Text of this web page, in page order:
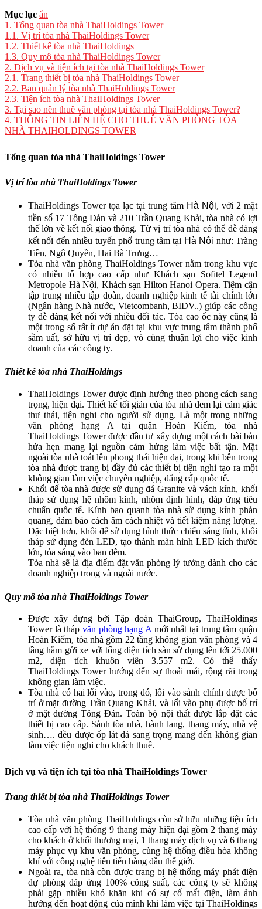
Mục lục ẩn
1. Tổng quan tòa nhà ThaiHoldings Tower
1.1. Vị trí tòa nhà ThaiHoldings Tower
1.2. Thiết kế tòa nhà ThaiHoldings
1.3. Quy mô tòa nhà ThaiHoldings Tower
2. Dịch vụ và tiện ích tại tòa nhà ThaiHoldings Tower
2.1. Trang thiết bị tòa nhà ThaiHoldings Tower
2.2. Ban quản lý tòa nhà ThaiHoldings Tower
2.3. Tiện ích tòa nhà ThaiHoldings Tower
3. Tại sao nên thuê văn phòng tại tòa nhà ThaiHoldings Tower?
4. THÔNG TIN LIÊN HỆ CHO THUÊ VĂN PHÒNG TÒA
NHÀ THAIHOLDINGS TOWER
Tổng quan tòa nhà ThaiHoldings Tower
Vị trí tòa nhà ThaiHoldings Tower
ThaiHoldings Tower tọa lạc tại trung tâm Hà Nội, với 2 mặt
tiền số 17 Tông Đản và 210 Trần Quang Khải, tòa nhà có lợi
thế lớn về kết nối giao thông. Từ vị trí tòa nhà có thể dễ dàng
kết nối đến nhiều tuyến phố trung tâm tại Hà Nội như: Tràng
Tiền, Ngô Quyền, Hai Bà Trưng…
Tòa nhà văn phòng ThaiHoldings Tower nằm trong khu vực
có nhiều tổ hợp cao cấp như Khách sạn Sofitel Legend
Metropole Hà Nội, Khách sạn Hilton Hanoi Opera. Tiệm cận
tập trung nhiều tập đoàn, doanh nghiệp kinh tế tài chính lớn
(Ngân hàng Nhà nước, Vietcombanh, BIDV..) giúp các công
ty dễ dàng kết nối với nhiều đối tác. Tòa cao ốc này cũng là
một trong số rất ít dự án đặt tại khu vực trung tâm thành phố
sầm uất, sở hữu vị trí đẹp, vô cùng thuận lợi cho việc kinh
doanh của các công ty.
Thiết kế tòa nhà ThaiHoldings
ThaiHoldings Tower được định hướng theo phong cách sang
trọng, hiện đại. Thiết kế tối giản của tòa nhà đem lại cảm giác
thư thái, tiện nghi cho người sử dụng. Là một trong những
văn phòng hạng A tại quận Hoàn Kiếm, tòa nhà
ThaiHoldings Tower được đầu tư xây dựng một cách bài bản
hứa hẹn mang lại nguồn cảm hứng làm việc bất tận. Mặt
ngoài tòa nhà toát lên phong thái hiện đại, trong khi bên trong
tòa nhà được trang bị đầy đủ các thiết bị tiện nghi tạo ra một
không gian làm việc chuyên nghiệp, đẳng cấp quốc tế.
Khối đế tòa nhà được sử dụng đá Granite và vách kính, khối
tháp sử dụng hệ nhôm kính, nhôm định hình, đáp ứng tiêu
chuẩn quốc tế. Kính bao quanh tòa nhà sử dụng kính phản
quang, đảm bảo cách âm cách nhiệt và tiết kiệm năng lượng.
Đặc biệt hơn, khối đế sử dụng hình thức chiếu sáng tĩnh, khối
tháp sử dụng đèn LED, tạo thành màn hình LED kích thước
lớn, tỏa sáng vào ban đêm.
Tòa nhà sẽ là địa điểm đặt văn phòng lý tưởng dành cho các
doanh nghiệp trong và ngoài nước.
Quy mô tòa nhà ThaiHoldings Tower
Được xây dựng bởi Tập đoàn ThaiGroup, ThaiHoldings
Tower là tháp văn phòng hạng A mới nhất tại trung tâm quận
Hoàn Kiếm, tòa nhà gồm 22 tầng không gian văn phòng và 4
tầng hầm gửi xe với tổng diện tích sàn sử dụng lên tới 25.000
m2, diện tích khuôn viên 3.557 m2. Có thể thấy
ThaiHoldings Tower hướng đến sự thoải mái, rộng rãi trong
không gian làm việc.
Tòa nhà có hai lối vào, trong đó, lối vào sảnh chính được bố
trí ở mặt đường Trần Quang Khải, và lối vào phụ được bố trí
ở mặt đường Tông Đản. Toàn bộ nội thất được lắp đặt các
thiết bị cao cấp. Sảnh tòa nhà, hành lang, thang máy, nhà vệ
sinh…. đều được ốp lát đá sang trọng mang đến không gian
làm việc tiện nghi cho khách thuê.
Dịch vụ và tiện ích tại tòa nhà ThaiHoldings Tower
Trang thiết bị tòa nhà ThaiHoldings Tower
Tòa nhà văn phòng ThaiHoldings còn sở hữu những tiện ích
cao cấp với hệ thống 9 thang máy hiện đại gồm 2 thang máy
cho khách ở khối thương mại, 1 thang máy dịch vụ và 6 thang
máy phục vụ khu văn phòng, cùng hệ thống điều hòa không
khí với công nghệ tiên tiến hàng đầu thế giới.
Ngoài ra, tòa nhà còn được trang bị hệ thống máy phát điện
dự phòng đáp ứng 100% công suất, các công ty sẽ không
phải gặp nhiều khó khăn khi có sự cố mất điện, làm ảnh
hưởng đến hoạt động của mình khi làm việc tại ThaiHoldings